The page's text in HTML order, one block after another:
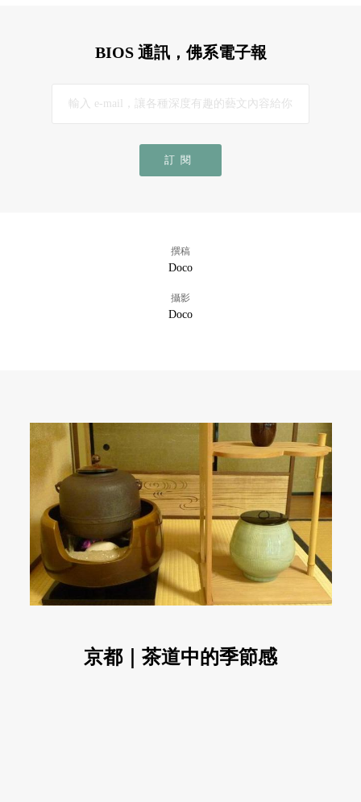
BIOS 通訊，佛系電子報
訂閱
撰稿
Doco
攝影
Doco
京都｜茶道中的季節感